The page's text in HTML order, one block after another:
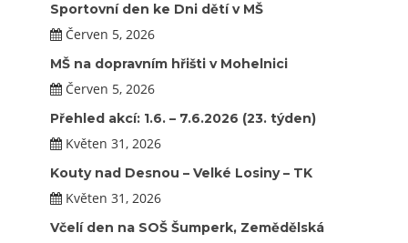
Sportovní den ke Dni dětí v MŠ
Červen 5, 2026
MŠ na dopravním hřišti v Mohelnici
Červen 5, 2026
Přehled akcí: 1.6. – 7.6.2026 (23. týden)
Květen 31, 2026
Kouty nad Desnou – Velké Losiny – TK
Květen 31, 2026
Včelí den na SOŠ Šumperk, Zemědělská